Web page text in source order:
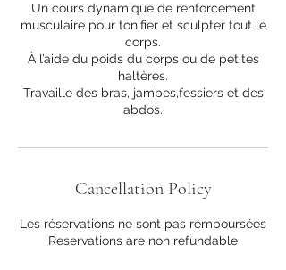
Un cours dynamique de renforcement
musculaire pour tonifier et sculpter tout le
corps.
À l’aide du poids du corps ou de petites
haltères.
Travaille des bras, jambes,fessiers et des
abdos.
Cancellation Policy
Les réservations ne sont pas remboursées